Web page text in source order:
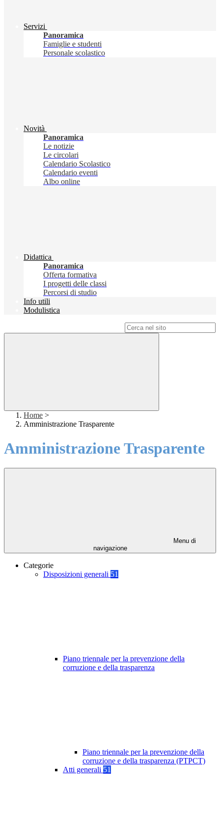
Servizi
Panoramica
Famiglie e studenti
Personale scolastico
Novità
Panoramica
Le notizie
Le circolari
Calendario Scolastico
Calendario eventi
Albo online
Didattica
Panoramica
Offerta formativa
I progetti delle classi
Percorsi di studio
Info utili
Modulistica
Home >
Amministrazione Trasparente
Amministrazione Trasparente
Menu di
navigazione
Categorie
Disposizioni generali 51
Piano triennale per la prevenzione della
corruzione e della trasparenza
Piano triennale per la prevenzione della
corruzione e della trasparenza (PTPCT)
Atti generali 51